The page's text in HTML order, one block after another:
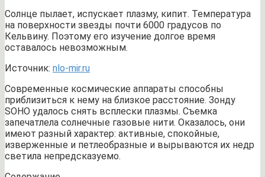
Солнце пылает, испускает плазму, кипит. Температура
на поверхности звезды почти 6000 градусов по
Кельвину. Поэтому его изучение долгое время
оставалось невозможным.
Источник: nlo-mir.ru
Современные космические аппараты способны
приблизиться к нему на близкое расстояние. Зонду
SOHO удалось снять всплески плазмы. Съемка
запечатлела солнечные газовые нити. Оказалось, они
имеют разный характер: активные, спокойные,
изверженные и петлеобразные и вырываются их недр
светила непредсказуемо.